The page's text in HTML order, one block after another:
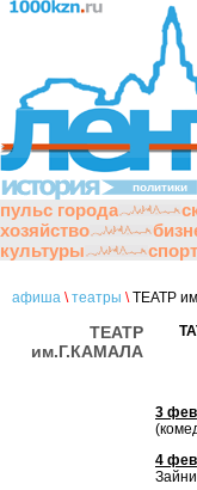
политики
пульс города
хозяйство
культуры
спорт
афиша \ театры \ТЕАТР
ТЕАТР
им.Г.КАМАЛА
3
4